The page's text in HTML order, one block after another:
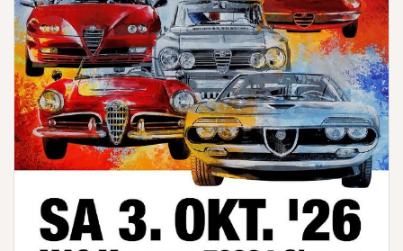
and
DataHub
(Webinar
|
Online)